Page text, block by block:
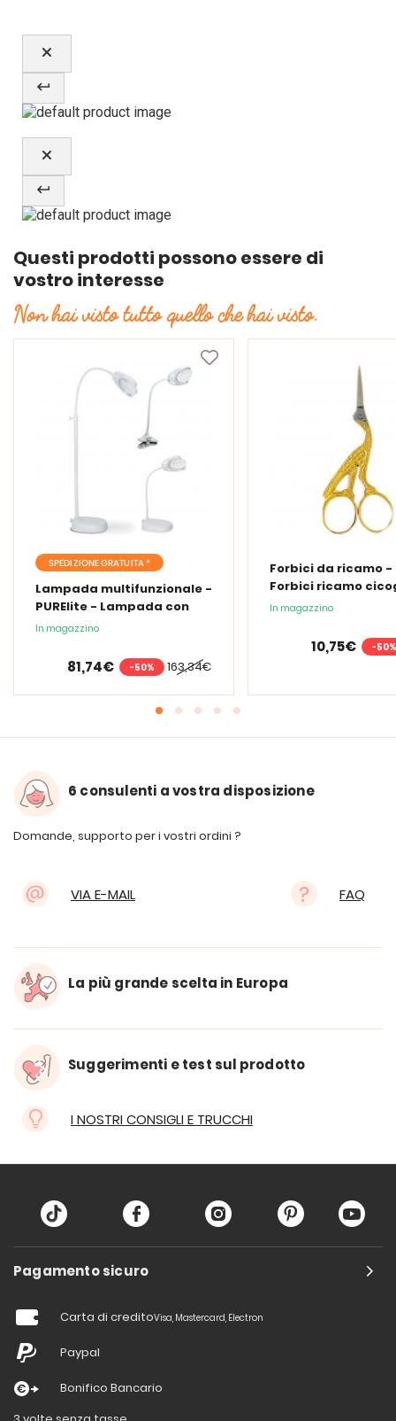
Questi prodotti possono essere di
vostro interesse
Non hai visto tutto quello che hai visto.
SPEDIZIONE GRATUITA *
Lampada multifunzionale -
PURElite - Lampada con
lente d'ingrandimento
In magazzino
163,34€
81,74€ -50%
Forbici da ricamo -
Forbici ricamo
In magazzino
10,75€ -50%
6 consulenti a vostra disposizione
Domande, supporto per i vostri ordini ?
VIA E-MAIL FAQ
La più grande scelta in Europa
Suggerimenti e test sul prodotto
I NOSTRI CONSIGLI E TRUCCHI
Pagamento sicuro
Carta di creditoVisa, Mastercard, Electron
Paypal
Bonifico Bancario